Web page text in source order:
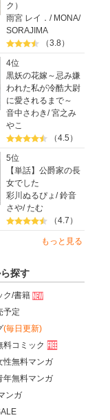
ク）
雨宮 レイ． / MONA/
SORAJIMA
（3.8）
4位
黒妖の花嫁～忌み嫌
われた私が冷酷大尉
に愛されるまで～
音中さわき/宮之み
やこ
（4.5）
5位
【単話】公爵家の長
女でした
彩川ぬるぴょ /鈴音
さや/たむ
（4.7）
もっと見る
探す
ク/書籍
予定
(毎日更新)
料コミック
性無料マンガ
年無料マンガ
ンガ